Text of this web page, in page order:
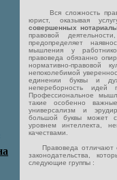
Вся сложность
юрист, оказывая
совершенных
правовой
предопределяет
мышления у
правоведа обязанно
нормативно-правовой
непоколебимой
единении буквы и
непереборность идей
Профессиональное
такие особенно
универсализм и
большой буквы может
уровнем интеллекта,
качествами.
Правоведа отличают
законодательства,
следующие группы :